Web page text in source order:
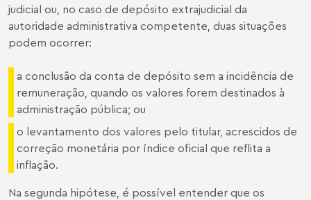
judicial ou, no caso de depósito extrajudicial da
autoridade administrativa competente, duas situações
podem ocorrer:
a conclusão da conta de depósito sem a incidência de
remuneração, quando os valores forem destinados à
administração pública; ou
o levantamento dos valores pelo titular, acrescidos de
correção monetária por índice oficial que reflita a
inflação.
Na segunda hipótese, é possível entender que os